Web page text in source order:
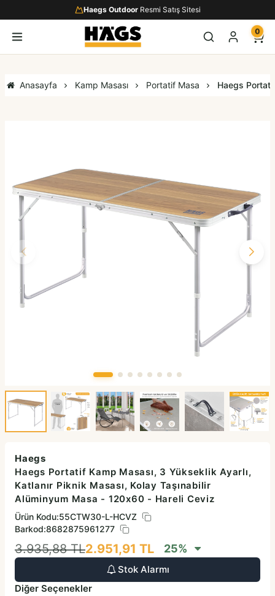
Haegs OutdoorResmi Satış Sitesi
0
Anasayfa Kamp Masası Portatif Masa Haegs
Haegs
Haegs Portatif Kamp Masası, 3 Yükseklik Ayarlı,
Katlanır Piknik Masası, Kolay Taşınabilir
Alüminyum Masa - 120x60 - Hareli Ceviz
Ürün Kodu:55CTW30-L-HCVZ
Barkod:8682875961277
3.935,88 TL2.951,91 TL 25%
Stok Alarmı
Diğer Seçenekler